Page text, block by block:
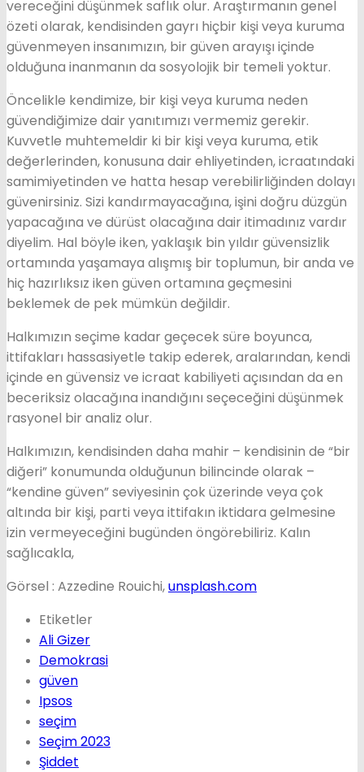
vereceğini düşünmek saflık olur. Araştırmanın genel
özeti olarak, kendisinden gayrı hiçbir kişi veya kuruma
güvenmeyen insanımızın, bir güven arayışı içinde
olduğuna inanmanın da sosyolojik bir temeli yoktur.
Öncelikle kendimize, bir kişi veya kuruma neden
güvendiğimize dair yanıtımızı vermemiz gerekir.
Kuvvetle muhtemeldir ki bir kişi veya kuruma, etik
değerlerinden, konusuna dair ehliyetinden, icraatındaki
samimiyetinden ve hatta hesap verebilirliğinden dolayı
güvenirsiniz. Sizi kandırmayacağına, işini doğru düzgün
yapacağına ve dürüst olacağına dair itimadınız vardır
diyelim. Hal böyle iken, yaklaşık bin yıldır güvensizlik
ortamında yaşamaya alışmış bir toplumun, bir anda ve
hiç hazırlıksız iken güven ortamına geçmesini
beklemek de pek mümkün değildir.
Halkımızın seçime kadar geçecek süre boyunca,
ittifakları hassasiyetle takip ederek, aralarından, kendi
içinde en güvensiz ve icraat kabiliyeti açısından da en
beceriksiz olacağına inandığını seçeceğini düşünmek
rasyonel bir analiz olur.
Halkımızın, kendisinden daha mahir – kendisinin de “bir
diğeri” konumunda olduğunun bilincinde olarak –
“kendine güven” seviyesinin çok üzerinde veya çok
altında bir kişi, parti veya ittifakın iktidara gelmesine
izin vermeyeceğini bugünden öngörebiliriz. Kalın
sağlıcakla,
Görsel : Azzedine Rouichi,unsplash.com
Etiketler
Ali Gizer
Demokrasi
güven
Ipsos
seçim
Seçim 2023
Şiddet